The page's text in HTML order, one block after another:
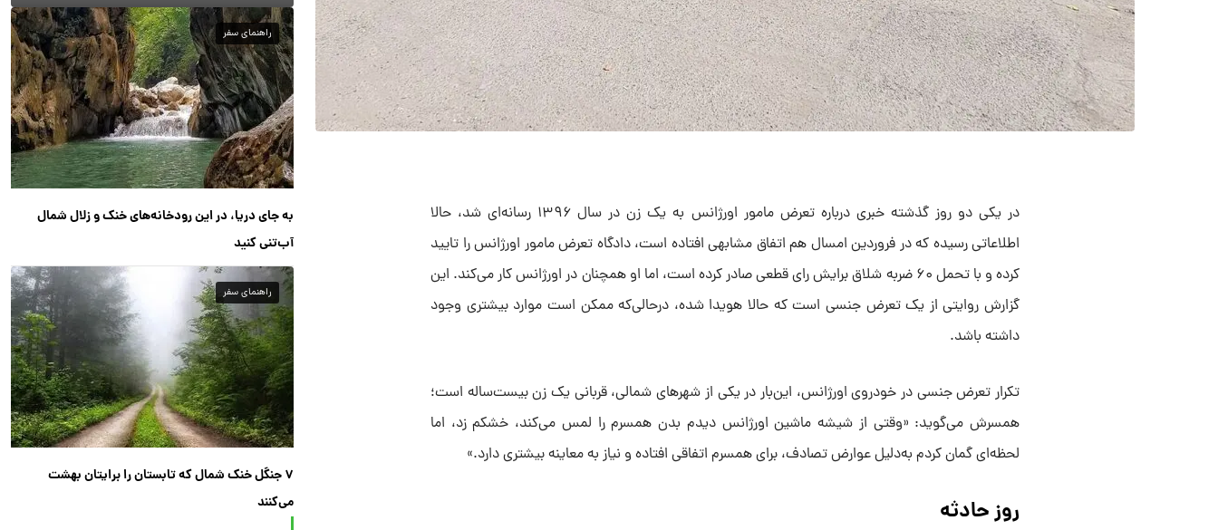
در یکی دو روز گذشته خبری درباره تعرض مامور اورژانس به یک زن در سال ۱۳۹۶ رسانه‌ای شد، حالا
اطلاعاتی رسیده که در فروردین امسال هم اتفاق مشابهی افتاده است، دادگاه تعرض مامور اورژانس را تایید
کرده و با تحمل ۶۰ ضربه شلاق برایش رای قطعی صادر کرده است، اما او همچنان در اورژانس کار می‌کند. این
گزارش روایتی از یک تعرض جنسی است که حالا هویدا شده، درحالی‌که ممکن است موارد بیشتری وجود
داشته باشد.
تکرار تعرض جنسی در خودروی اورژانس، این‌بار در یکی از شهرهای شمالی، قربانی یک زن بیست‌ساله است؛
همسرش می‌گوید: «وقتی از شیشه ماشین اورژانس دیدم بدن همسرم را لمس می‌کند، خشکم زد، اما
لحظه‌ای گمان کردم به‌دلیل عوارض تصادف، برای همسرم اتفاقی افتاده و نیاز به معاینه بیشتری دارد.»
روز حادثه
راهنمای سفر
به جای دریا، در این رودخانه‌های خنک و زلال شمال
آب‌تنی کنید
راهنمای سفر
۷ جنگل خنک شمال که تابستان را برایتان بهشت
می‌کنند